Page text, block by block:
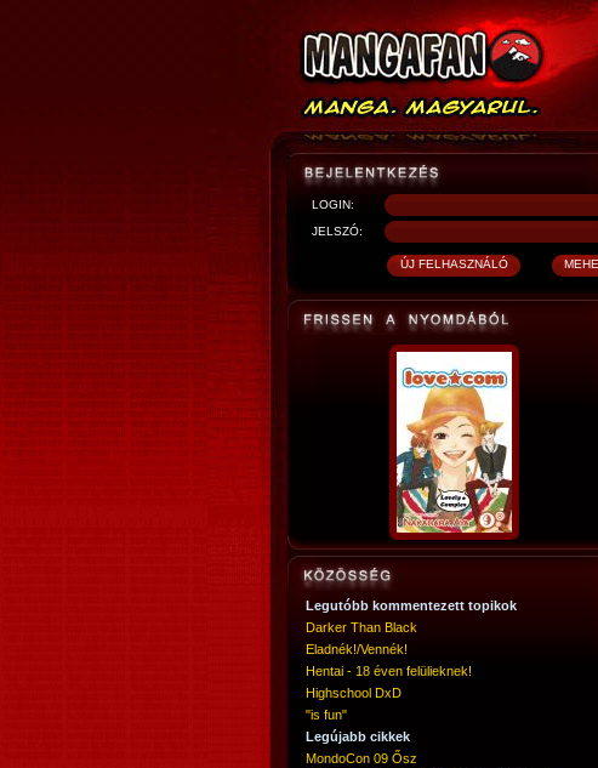
LOGIN:
JELSZÓ:
Legutóbb kommentezett topikok
Darker Than Black
Eladnék!/Vennék!
Hentai - 18 éven felülieknek!
Highschool DxD
"is fun"
Legújabb cikkek
MondoCon 09 Ősz